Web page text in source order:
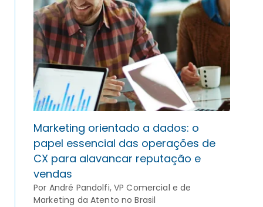
Marketing orientado a dados: o
papel essencial das operações de
CX para alavancar reputação e
vendas
Por André Pandolfi, VP Comercial e de
Marketing da Atento no Brasil